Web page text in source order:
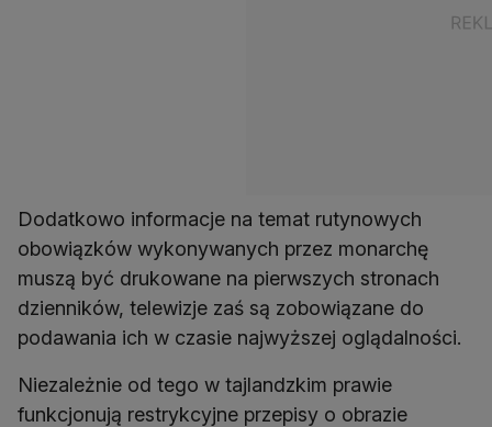
Dodatkowo informacje na temat rutynowych
obowiązków wykonywanych przez monarchę
muszą być drukowane na pierwszych stronach
dzienników, telewizje zaś są zobowiązane do
podawania ich w czasie najwyższej oglądalności.
Niezależnie od tego w tajlandzkim prawie
funkcjonują restrykcyjne przepisy o obrazie